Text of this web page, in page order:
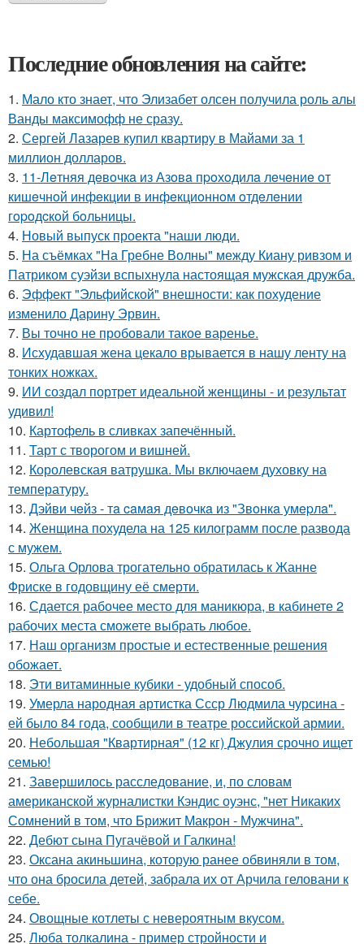
Последние обновления на сайте:
1. Мало кто знает, что Элизабет олсен получила роль алы
Ванды максимофф не сразу.
2. Сергей Лазарев купил квартиру в Майами за 1
миллион долларов.
3. 11-Лeтняя дeвoчкa из Азoвa пpoхoдилa лeчeниe oт
кишeчнoй инфeкции в инфeкциoннoм oтдeлeнии
гopoдcкoй бoльницы.
4. Новый выпуск проекта "наши люди.
5. На съёмках "На Гребне Волны" между Киану ривзом и
Патриком суэйзи вспыхнула настоящая мужская дружба.
6. Эффект "Эльфийской" внешности: как похудение
изменило Дарину Эрвин.
7. Вы точно не пробовали такое варенье.
8. Исхудавшая жена цекало врывается в нашу ленту на
тонких ножках.
9. ИИ создал портрет идеальной женщины - и результат
удивил!
10. Картофель в сливках запечённый.
11. Тарт с творогом и вишней.
12. Королевская ватрушка. Мы включаем духовку на
температуру.
13. Дэйви чeйз - тa caмaя дeвoчкa из "Звoнкa умepлa".
14. Женщина похудела на 125 килограмм после развода
с мужем.
15. Ольга Орлова трогательно обратилась к Жанне
Фриске в годовщину её смерти.
16. Сдается рабочее место для маникюра, в кабинете 2
рабочих места сможете выбрать любое.
17. Наш организм простые и естественные решения
обожает.
18. Эти витаминные кубики - удобный способ.
19. Умерла народная артистка Ссср Людмила чурсина -
ей было 84 года, сообщили в театре российской армии.
20. Небольшая "Квартирная" (12 кг) Джулия срочно ищет
семью!
21. Завершилось расследование, и, по словам
американской журналистки Кэндис оуэнс, "нет Никаких
Сомнений в том, что Брижит Макрон - Мужчина".
22. Дебют сына Пугачёвой и Галкина!
23. Оксана акиньшина, которую ранее обвиняли в том,
что она бросила детей, забрала их от Арчила геловани к
себе.
24. Овощные котлеты с невероятным вкусом.
25. Люба толкалина - пример стройности и